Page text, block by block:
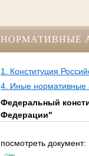
НОРМАТИВНЫЕ
1. Конституция
4. Иные нормативные
Федеральный
Федерации"
посмотреть документ: